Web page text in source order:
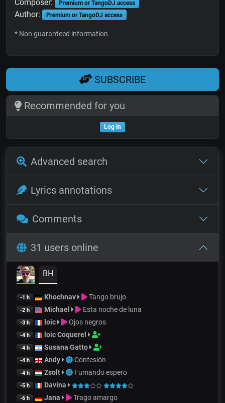
Composer: Premium or TangoDJ access
Author: Premium or TangoDJ access
* Non guaranteed information
SUBSCRIBE
Recommended for you
Log in
Advanced search
Lyrics annotations
Comments
31 users online
BH
-1 h Khochnav Tango brujo
-2 h Michael Esta noche de luna
-3 h loic Ojos negros
-4 h loic Coquerel
-4 h Susana Gatto
-4 h Andy Confesión
-4 h Zsolt Fumando espero
-5 h Davina
-6 h Jana Trago amargo